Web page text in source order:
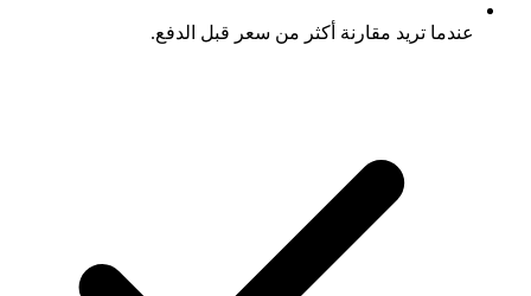
عندما تريد مقارنة أكثر من سعر قبل الدفع.